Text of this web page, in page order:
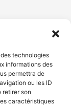
technologies
informations des
permettra de
ou les ID
retirer son
caractéristiques